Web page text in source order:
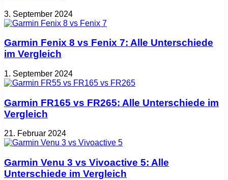
3. September 2024
Garmin Fenix 8 vs Fenix 7: Alle Unterschiede
im Vergleich
1. September 2024
Garmin FR165 vs FR265: Alle Unterschiede im
Vergleich
21. Februar 2024
Garmin Venu 3 vs Vivoactive 5: Alle
Unterschiede im Vergleich